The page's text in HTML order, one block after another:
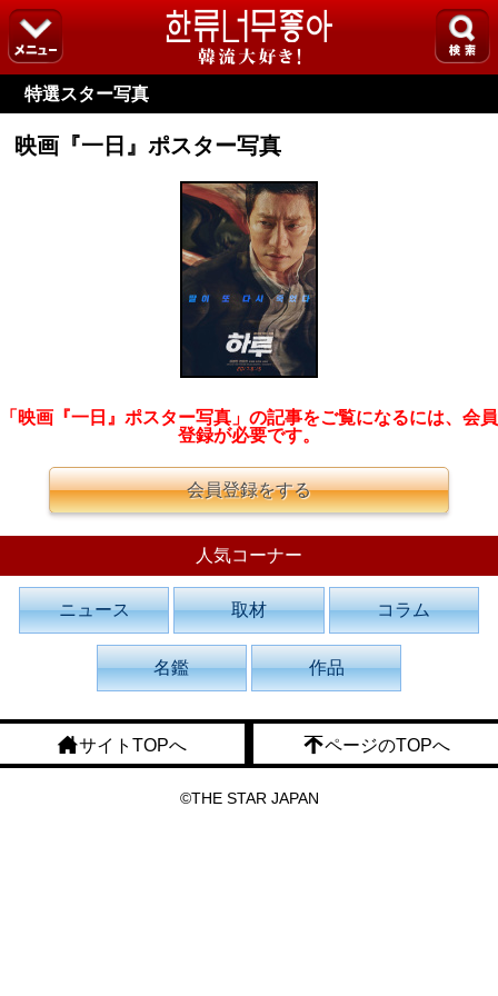
特選スター写真
映画『一日』ポスター写真
「映画『一日』ポスター写真」の記事をご覧になるには、会員
登録が必要です。
会員登録をする
人気コーナー
ニュース 取材 コラム
名鑑 作品
サイトTOPへ ページのTOPへ
©THE STAR JAPAN